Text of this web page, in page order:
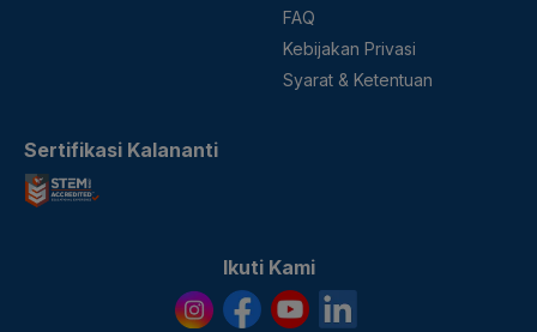
FAQ
Kebijakan Privasi
Syarat & Ketentuan
Sertifikasi Kalananti
Ikuti Kami